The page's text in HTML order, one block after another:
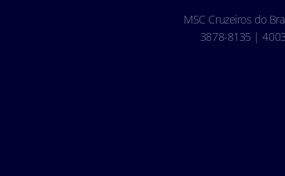
MSC Cruzeiros do
3878-8135 |